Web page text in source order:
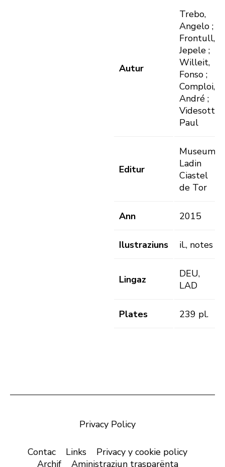
Autur
Trebo,
Angelo ;
Frontull,
Jepele ;
Willeit,
Fonso ;
Comploi,
André ;
Videsott,
Paul
Editur
Museum
Ladin
Ciastel
de Tor
Ann 2015
Ilustraziuns il., notes
Lingaz
DEU,
LAD
Plates 239 pl.
Privacy Policy
Contac Links
Privacy y cookie policy
Archif
Aministraziun trasparënta